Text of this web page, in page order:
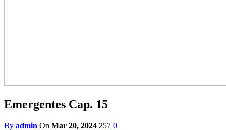
Emergentes Cap. 15
By admin On Mar 20, 2024 257 0